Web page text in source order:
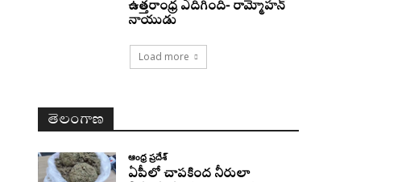
ఉత్తరాంధ్ర ఎదిగింది- రామ్మోహన్
నాయుడు
Load more
తెలంగాణ
ఆంధ్ర ప్రదేశ్
ఏపీలో చాపకింద నీరులా